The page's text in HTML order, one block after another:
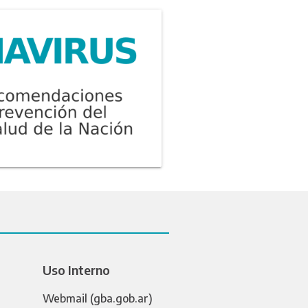
Uso Interno
Webmail (gba.gob.ar)